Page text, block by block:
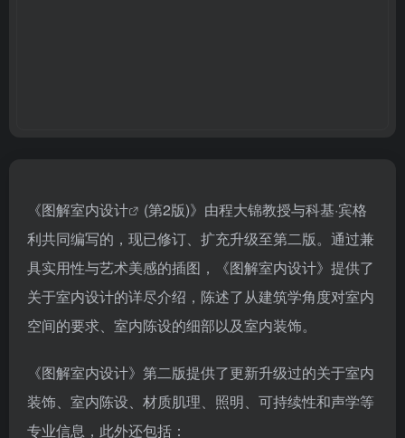
《图解室内设计
(第2版)》由程大锦教授与科基·宾格
利共同编写的，现已修订、扩充升级至第二版。通过兼
具实用性与艺术美感的插图，《图解室内设计》提供了
关于室内设计的详尽介绍，陈述了从建筑学角度对室内
空间的要求、室内陈设的细部以及室内装饰。
《图解室内设计》第二版提供了更新升级过的关于室内
装饰、室内陈设、材质肌理、照明、可持续性和声学等
专业信息，此外还包括：